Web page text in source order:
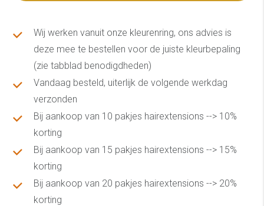
Wij werken vanuit onze kleurenring, ons advies is
deze mee te bestellen voor de juiste kleurbepaling
(zie tabblad benodigdheden)
Vandaag besteld, uiterlijk de volgende werkdag
verzonden
Bij aankoop van 10 pakjes hairextensions --> 10%
korting
Bij aankoop van 15 pakjes hairextensions --> 15%
korting
Bij aankoop van 20 pakjes hairextensions --> 20%
korting